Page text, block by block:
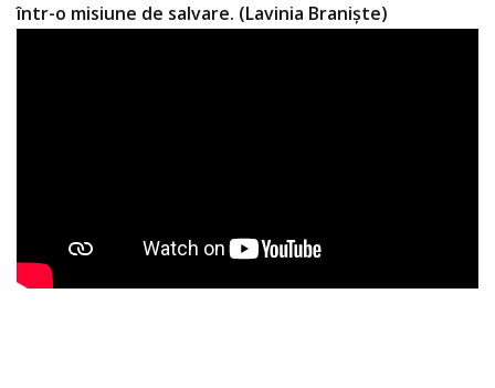
într-o misiune de salvare. (Lavinia Braniște)